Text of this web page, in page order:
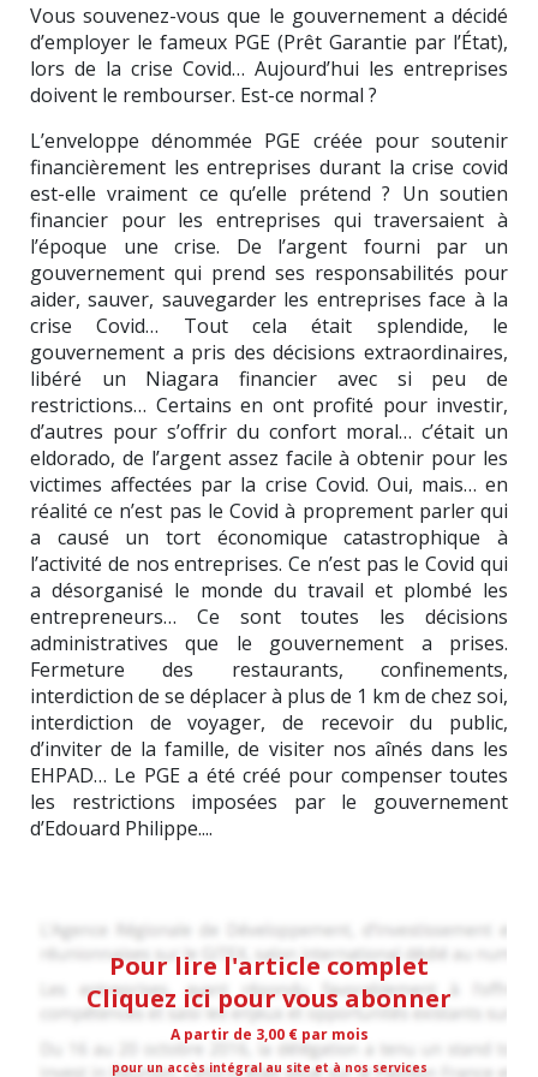
Vous souvenez-vous que le gouvernement a décidé
d’employer le fameux PGE (Prêt Garantie par l’État),
lors de la crise Covid… Aujourd’hui les entreprises
doivent le rembourser. Est-ce normal ?
L’enveloppe dénommée PGE créée pour soutenir
financièrement les entreprises durant la crise covid
est-elle vraiment ce qu’elle prétend ? Un soutien
financier pour les entreprises qui traversaient à
l’époque une crise. De l’argent fourni par un
gouvernement qui prend ses responsabilités pour
aider, sauver, sauvegarder les entreprises face à la
crise Covid… Tout cela était splendide, le
gouvernement a pris des décisions extraordinaires,
libéré un Niagara financier avec si peu de
restrictions… Certains en ont profité pour investir,
d’autres pour s’offrir du confort moral… c’était un
eldorado, de l’argent assez facile à obtenir pour les
victimes affectées par la crise Covid. Oui, mais… en
réalité ce n’est pas le Covid à proprement parler qui
a causé un tort économique catastrophique à
l’activité de nos entreprises. Ce n’est pas le Covid qui
a désorganisé le monde du travail et plombé les
entrepreneurs… Ce sont toutes les décisions
administratives que le gouvernement a prises.
Fermeture des restaurants, confinements,
interdiction de se déplacer à plus de 1 km de chez soi,
interdiction de voyager, de recevoir du public,
d’inviter de la famille, de visiter nos aînés dans les
EHPAD… Le PGE a été créé pour compenser toutes
les restrictions imposées par le gouvernement
d’Edouard Philippe....
Pour lire l'article complet
Cliquez ici pour vous abonner
A partir de 3,00 € par mois
pour un accès intégral au site et à nos services